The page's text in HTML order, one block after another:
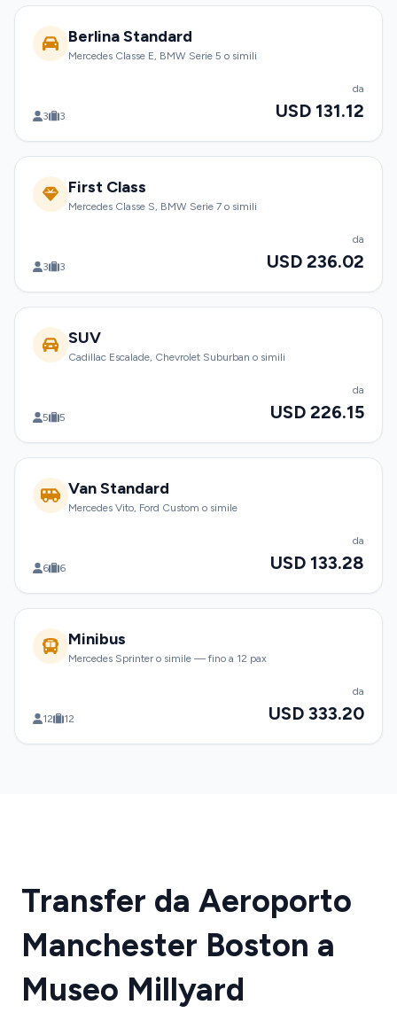
Berlina Standard
Mercedes Classe E, BMW Serie 5 o simili
3 3
da
USD 131.12
First Class
Mercedes Classe S, BMW Serie 7 o simili
3 3
da
USD 236.02
SUV
Cadillac Escalade, Chevrolet Suburban o simili
5 5
da
USD 226.15
Van Standard
Mercedes Vito, Ford Custom o simile
6 6
da
USD 133.28
Minibus
Mercedes Sprinter o simile — fino a 12 pax
12 12
da
USD 333.20
Transfer da Aeroporto
Manchester Boston a
Museo Millyard